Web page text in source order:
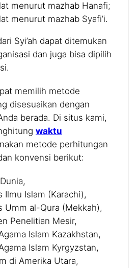
menurut mazhab Hanafi;
menurut mazhab Syafi’i.
Syi’ah dapat ditemukan
dan juga bisa dipilih
memilih metode
disesuaikan dengan
berada. Di situs kami,
waktu
metode perhitungan
konvensi berikut:
Ilmu Islam (Karachi),
Umm al-Qura (Mekkah),
Penelitian Mesir,
Islam Kazakhstan,
Islam Kyrgyzstan,
di Amerika Utara,